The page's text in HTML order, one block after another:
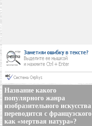
Название какого
популярного жанра
изобразительного искусства
переводится с французского
как «мертвая натура»?